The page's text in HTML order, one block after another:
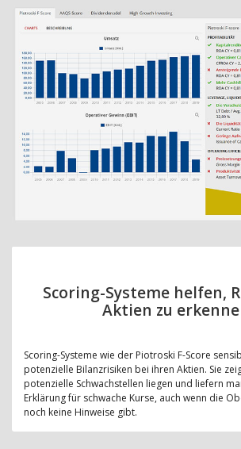
Scoring-Systeme helfen,
Aktien zu
Scoring-Systeme wie der Piotroski F-Score
potenzielle Bilanzrisiken bei ihren Aktien. Sie
potenzielle Schwachstellen liegen und liefern
Erklärung für schwache Kurse, auch wenn die
noch keine Hinweise gibt.